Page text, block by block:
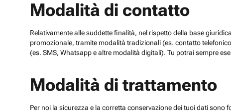
Modalità di contatto
Relativamente alle suddette finalità, nel rispetto della base
promozionale, tramite modalità tradizionali (es. contatto
(es. SMS, Whatsapp e altre modalità digitali). Tu potrai sempre
Modalità di trattamento
Per noi la sicurezza e la corretta conservazione dei tuoi dati